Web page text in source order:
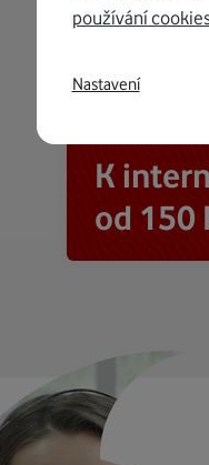
K
od 150
používání
Nastavení